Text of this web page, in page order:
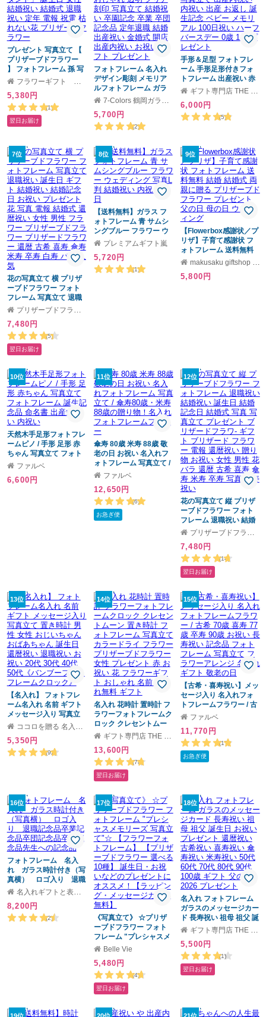
プレゼント 写真立て 【
プリザーブドフラワー
】 フォトフレーム 孫 写
真入り お祝い 「フラワ
生日 女性 結婚祝い 結婚
式 退職祝い 定年 電報 祝
電 枯れない花 ブリザー
ドフラワー
フラワーギフト ブーケブランシェ
5,380円
(1)
翌日お届け
フォトフレーム 名入れ
デザイン彫刻 メモリア
ルフォトフレーム ガラ
スフォトフレーム L判 ガ
明 クリア 刻印 写真立て
結婚祝い 卒園記念 卒業
婚 出産祝い 金婚式 開店
出産内祝い お祝い ギフ
ト プレゼント
7-Colors 鶴岡ガラスアート工房
5,700円
(2)
手形＆足型 フォトフレ
ーム 手形足形付きフォ
トフレーム 出産祝い 赤
ちゃん 手形 足形 木製 フ
出産内祝い 内祝い 出産
お返し 誕生記念 ベビー
歳 プレゼント
ギフト専門店 THE WOW
6,000円
(5)
7位
花の写真立て 横 プリザ
ーブドフラワー フォト
フレーム 写真立て 退職
祝い 誕生日 ギフト 結婚
プレゼント 花 写真 電報
結婚式 還暦祝い 女性 男
性 フラワー ブリザーブ
ドフラワー ブリザード
傘寿 米寿 卒寿 白寿 バラ
人気
プリザーブドフラワーIPFA Gift Mall店
7,480円
(5)
翌日お届け
8位
【送料無料】ガラス フ
ォトフレーム 青 サムシ
ングブルー フラワー ウ
ェディング 写真L判 結婚
プレミアムギフト嵐
5,720円
(1)
9位
【Flowerbox感謝状／プ
リザ】子育て感謝状 フ
ォトフレーム 送料無料
結婚 結婚式 両親に贈る
プレゼント 父の日 母の
makusaku giftshop ギフトモール店
5,800円
10位
天然木手足形フォトフレ
ームピノ / 手形 足形 赤
ちゃん 写真立て フォト
フレーム 誕生記念品 命
ファルベ
6,600円
11位
傘寿 80歳 米寿 88歳 敬
老の日 お祝い 名入れフ
ォトフレーム 写真立て /
傘寿80歳・米寿88歳の
レームフラワー
ファルベ
12,650円
(6)
お急ぎ便
12位
花の写真立て 縦 プリザ
ーブドフラワー フォト
フレーム 退職祝い 結婚
祝い 誕生日 結婚記念日
レゼント ブリザードフ
ラワ- ギフト ブリザード
フラワー 電報 還暦祝い
贈り物 お祝い 女性 男性
傘寿 米寿 卒寿 写真 長寿
祝い
プリザーブドフラワーIPFA Gift Mall店
7,480円
(14)
翌日お届け
13位
【名入れ】 フォトフレ
ーム名入れ 名前 ギフト
メッセージ入り 写真立
て 置き時計 男性 女性 お
ん 誕生日 還暦祝い 退職
祝い お祝い 20代 30代
ココロを贈る 名入れギフトOkulu
5,350円
(92)
14位
名入れ 花時計 置時計 フ
ラワーフォトフレームク
ロック クレセントムー
ン 置き時計 フォトフレ
ライ フラワー プリザー
ブドフラワー 女性 プレ
ゼント 赤 お祝い 花 フラ
ワーギフト おしゃれ 名
ギフト専門店 THE WOW
13,600円
(78)
翌日お届け
15位
【古希・喜寿祝い】メッ
セージ入り 名入れフォ
トフレームフラワー / 古
希 70歳 喜寿 77歳 卒寿
念品 フォトフレーム 写
真立て フラワーアレン
ジ 名入れギフト 敬老の
日
ファルベ
11,770円
(17)
お急ぎ便
16位
フォトフレーム 名入
れ ガラス時計付き（写
真横） ロゴ入り 退職
記念品卒業記念品卒団記
記念品
名入れギフトと表札 アトリエkana
8,200円
(2)
17位
《写真立て》 ☆プリザ
ーブドフラワー フォト
フレーム "プレシャスメ
モリーズ 写真立て"☆
ム】 【プリザーブドフ
ラワー 選べる10種】 誕
生日・お祝いなどのプレ
ゼントにオススメ！【ラ
ード無料】
Belle Vie
5,480円
(4)
翌日お届け
18位
名入れ フォトフレーム
ガラスのメッセージカー
ド 長寿祝い 祖母 祖父 誕
生日 お祝い プレゼント
祝い 傘寿祝い 米寿祝い
50代 60代 70代 80代 90
代 100歳 ギフト 父の日
2026 プレゼント
ギフト専門店 THE WOW
5,500円
(1)
翌日お届け